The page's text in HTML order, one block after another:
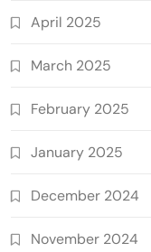
April 2025
March 2025
February 2025
January 2025
December 2024
November 2024